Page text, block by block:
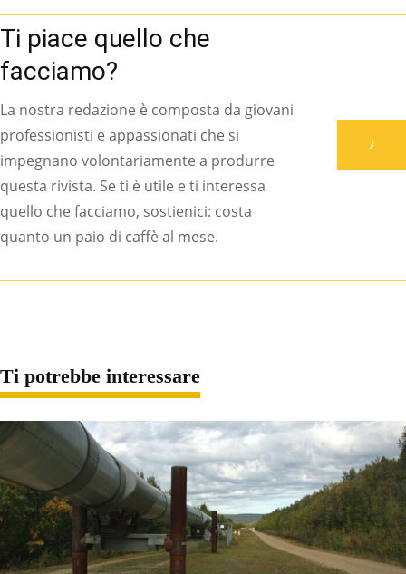
Ti piace quello che
facciamo?
La nostra redazione è composta da giovani
professionisti e appassionati che si
impegnano volontariamente a produrre
questa rivista. Se ti è utile e ti interessa
quello che facciamo, sostienici: costa
quanto un paio di caffè al mese.
Ti potrebbe interessare